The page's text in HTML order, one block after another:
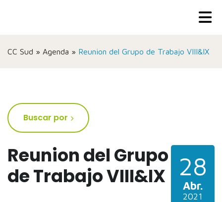
CC Sud » Agenda » Reunion del Grupo de Trabajo VIII&IX
Reunion del Grupo
de Trabajo VIII&IX
28
Abr.
2021
Buscar por